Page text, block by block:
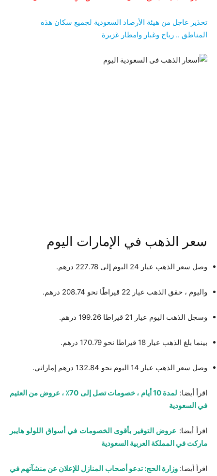
تحذير عاجل من هيئة الأرصاد السعودية لجميع سكان هذه
المناطق .. رياح وغبار وامطار غزيرة
سعر الذهب في الإمارات اليوم
وصل سعر الذهب عيار 24 اليوم إلى 227.78 درهم.
واليوم ، حقق الذهب عيار 22 قيراطًا نحو 208.74 درهم.
وسجل الذهب اليوم عيار 21 قيراطا 199.26 درهم.
بينما بلغ الذهب عيار 18 قيراطا نحو 170.79 درهم.
وصل سعر الذهب عيار 14 اليوم نحو 132.84 درهم إماراتي.
اقرأ أيضا:
لمدة 10 أيام ، خصومات تصل إلى 70٪ ، عروض من العثيم
في السعودية
اقرأ أيضا: عروض التوفير بأقوى الخصومات في أسواق اللولو هايبر
ماركت في المملكة العربية السعودية
اقرأ أيضا:وزارة الحج: تدعو أصحاب المنازل للإعلان عن منشآتهم في